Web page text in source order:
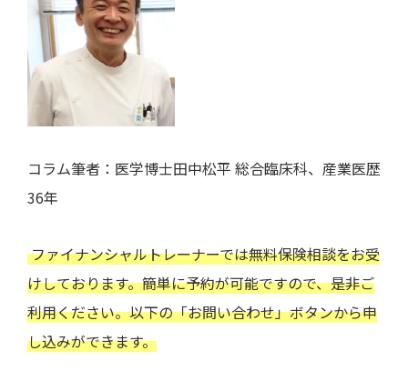
コラム筆者：医学博士田中松平 総合臨床科、産業医歴
36年
ファイナンシャルトレーナーでは無料保険相談をお受
けしております。簡単に予約が可能ですので、是非ご
利用ください。以下の「お問い合わせ」ボタンから申
し込みができます。